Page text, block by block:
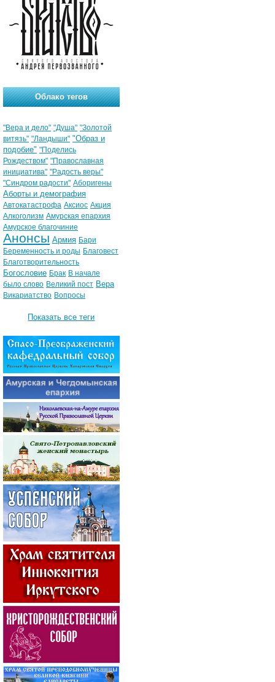
Облако тегов
"Вера и дело" "Душа" "Золотой
витязь" "Ландыши" "Образ и
подобие" "Поделись
Рождеством" "Православная
инициатива" "Радость веры"
"Синдром радости" Аборигены
Аборты и демография
Автокатастрофа Аксиос Акция
Алкоголизм Амурская епархия
Амурское благочиние
Анонсы Армия Бари
Беременность и роды Благовест
Благотворительность
Богословие Брак В начале
было слово Великий пост Вера
Викариатство Вопросы
Показать все теги